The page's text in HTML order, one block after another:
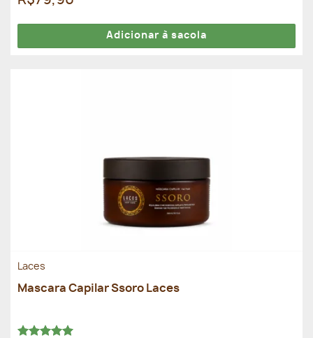
5.00
de 5
Adicionar à sacola
Laces
Mascara Capilar Ssoro Laces